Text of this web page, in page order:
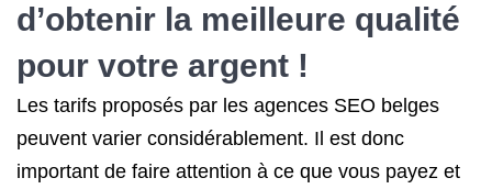
d’obtenir la meilleure qualité
pour votre argent !
Les tarifs proposés par les agences SEO belges
peuvent varier considérablement. Il est donc
important de faire attention à ce que vous payez et